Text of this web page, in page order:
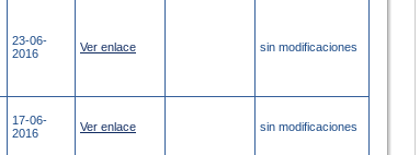
23-06-
2016
Ver enlace sin modificaciones
17-06-
2016
Ver enlace sin modificaciones